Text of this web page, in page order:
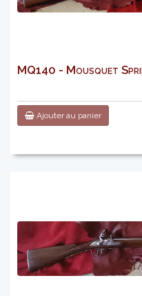
MQ140 - Mousquet
Ajouter au panier